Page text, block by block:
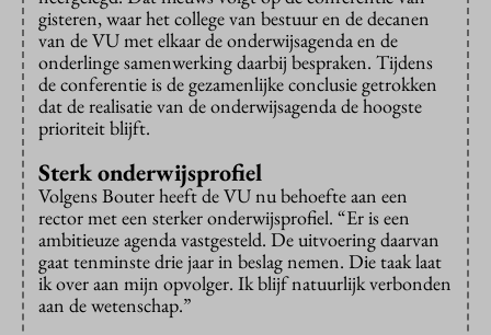
gisteren, waar het college van bestuur en de decanen
van de VU met elkaar de onderwijsagenda en de
onderlinge samenwerking daarbij bespraken. Tijdens
de conferentie is de gezamenlijke conclusie getrokken
dat de realisatie van de onderwijsagenda de hoogste
prioriteit blijft.
Sterk onderwijsprofiel
Volgens Bouter heeft de VU nu behoefte aan een
rector met een sterker onderwijsprofiel. “Er is een
ambitieuze agenda vastgesteld. De uitvoering daarvan
gaat tenminste drie jaar in beslag nemen. Die taak laat
ik over aan mijn opvolger. Ik blijf natuurlijk verbonden
aan de wetenschap.”